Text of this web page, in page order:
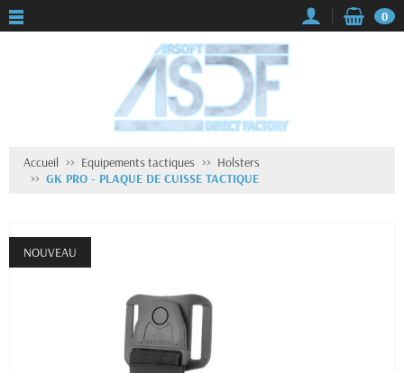
0
Accueil Equipements tactiques
Holsters
GK PRO - PLAQUE DE CUISSE TACTIQUE
NOUVEAU